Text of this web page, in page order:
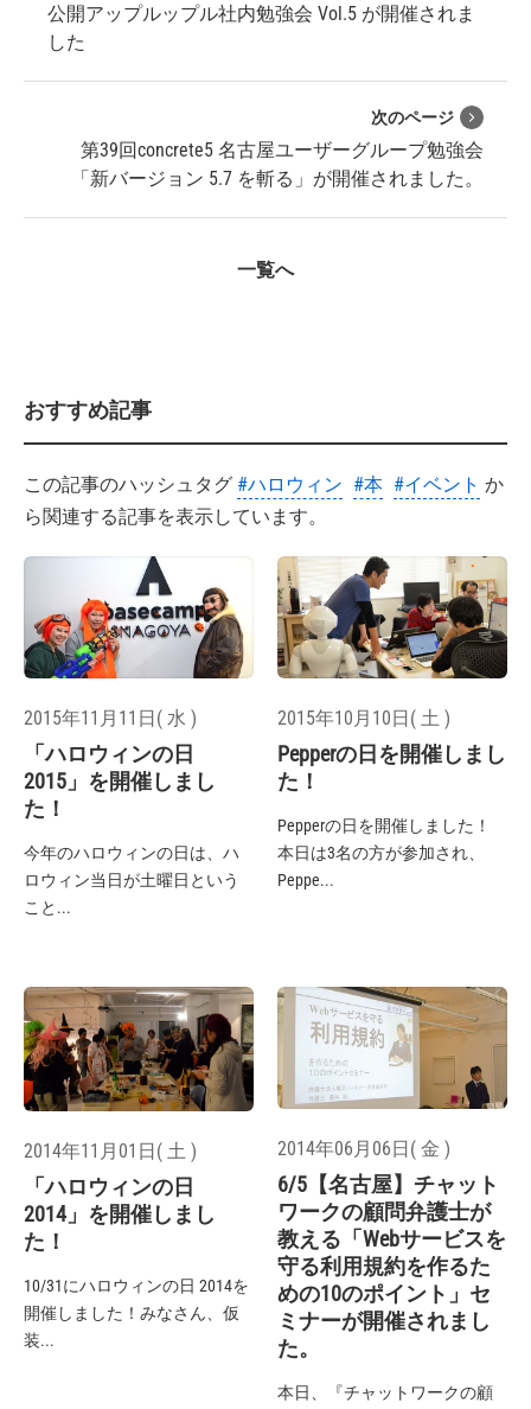
公開アップルップル社内勉強会 Vol.5 が開催されま
した
次のページ
第39回concrete5 名古屋ユーザーグループ勉強会
「新バージョン 5.7 を斬る」が開催されました。
一覧へ
おすすめ記事
この記事のハッシュタグ #ハロウィン #本 #イベント か
ら関連する記事を表示しています。
2015年11月11日( 水 )
「ハロウィンの日
2015」を開催しまし
た！
今年のハロウィンの日は、ハ
ロウィン当日が土曜日という
こと...
2015年10月10日( 土 )
Pepperの日を開催しまし
た！
Pepperの日を開催しました！
本日は3名の方が参加され、
Peppe...
2014年11月01日( 土 )
「ハロウィンの日
2014」を開催しまし
た！
10/31にハロウィンの日 2014を
開催しました！みなさん、仮
装...
2014年06月06日( 金 )
6/5【名古屋】チャット
ワークの顧問弁護士が
教える「Webサービスを
守る利用規約を作るた
めの10のポイント」セ
ミナーが開催されまし
た。
本日、『チャットワークの顧